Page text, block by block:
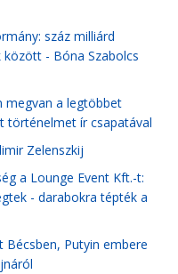
száz milliárd
- Bóna Szabolcs
megvan a legtöbbet
történelmet ír csapatával
Zelenszkij
a Lounge Event Kft.-t:
- darabokra tépték a
Putyin embere